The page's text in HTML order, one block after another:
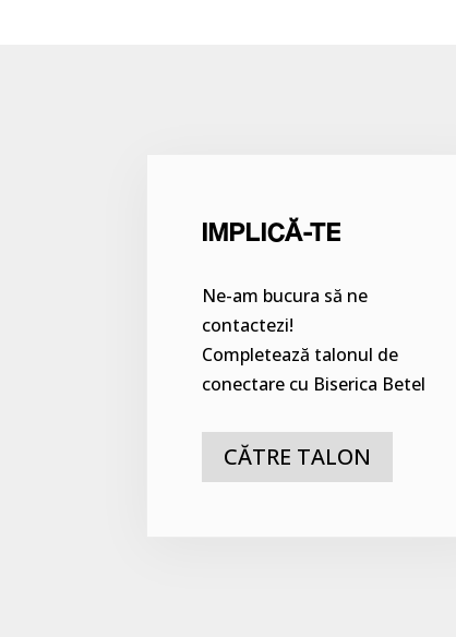
IMPLICĂ-TE
Ne-am bucura să ne
contactezi!
Completează talonul de
conectare cu Biserica Betel
CĂTRE TALON